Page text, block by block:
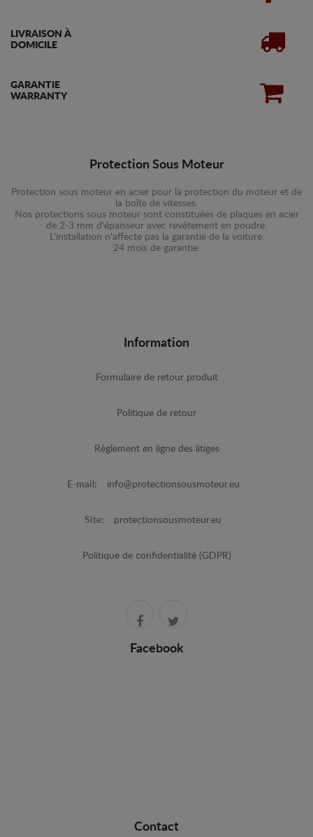
LIVRAISON À
DOMICILE
GARANTIE
WARRANTY
Protection Sous Moteur
Protection sous moteur en acier pour la protection du moteur et de
la boîte de vitesses.
Nos protections sous moteur sont constituées de plaques en acier
de 2-3 mm d'épaisseur avec revêtement en poudre.
L'installation n'affecte pas la garantie de la voiture.
24 mois de garantie.
Information
Formulaire de retour produit
Politique de retour
Règlement en ligne des litiges
E-mail: info@protectionsousmoteur.eu
Site: protectionsousmoteur.eu
Politique de confidentialité (GDPR)
Facebook
Contact